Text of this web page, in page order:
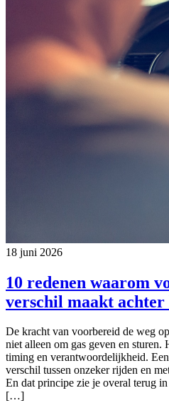
18 juni 2026
10 redenen waarom
verschil maakt
De kracht van voorbereid de weg
niet alleen om gas geven en sturen.
timing en verantwoordelijkheid.
verschil tussen onzeker rijden en
En dat principe zie je overal terug
[…]